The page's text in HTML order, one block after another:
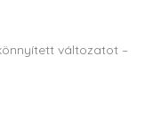
változatot –